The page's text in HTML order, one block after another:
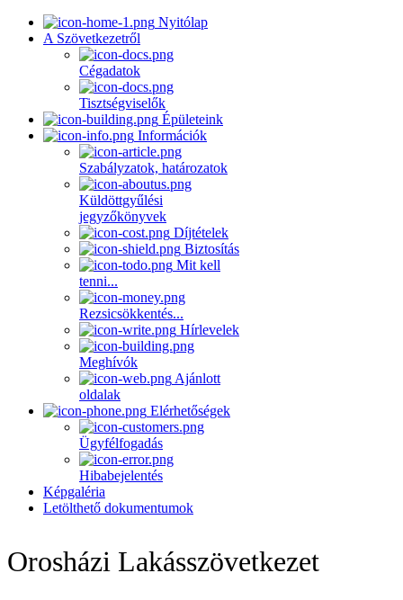
Nyitólap
A Szövetkezetről
Cégadatok
Tisztségviselők
Épületeink
Információk
Szabályzatok, határozatok
Küldöttgyűlési
jegyzőkönyvek
Díjtételek
Biztosítás
Mit kell
tenni...
Rezsicsökkentés...
Hírlevelek
Meghívók
Ajánlott
oldalak
Elérhetőségek
Ügyfélfogadás
Hibabejelentés
Képgaléria
Letölthető dokumentumok
Orosházi Lakásszövetkezet